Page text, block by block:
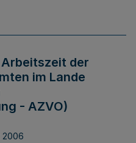
der
im Lande
- AZVO)
2006